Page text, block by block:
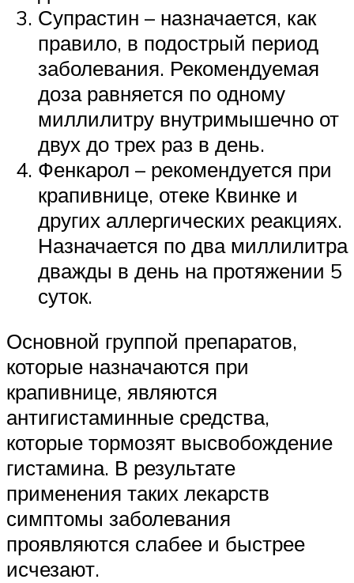
Супрастин – назначается, как
правило, в подострый период
заболевания. Рекомендуемая
доза равняется по одному
миллилитру внутримышечно от
двух до трех раз в день.
Фенкарол – рекомендуется при
крапивнице, отеке Квинке и
других аллергических реакциях.
Назначается по два миллилитра
дважды в день на протяжении 5
суток.
Основной группой препаратов,
которые назначаются при
крапивнице, являются
антигистаминные средства,
которые тормозят высвобождение
гистамина. В результате
применения таких лекарств
симптомы заболевания
проявляются слабее и быстрее
исчезают.